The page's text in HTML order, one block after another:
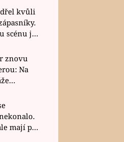
kvůli
scénu jel
znovu
Na
mají po